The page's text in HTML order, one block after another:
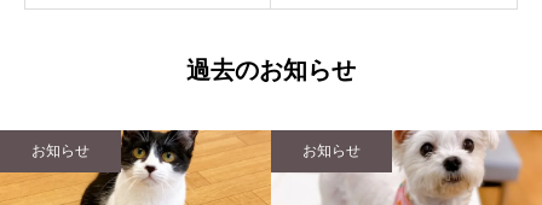
過去のお知らせ
お知らせ お知らせ